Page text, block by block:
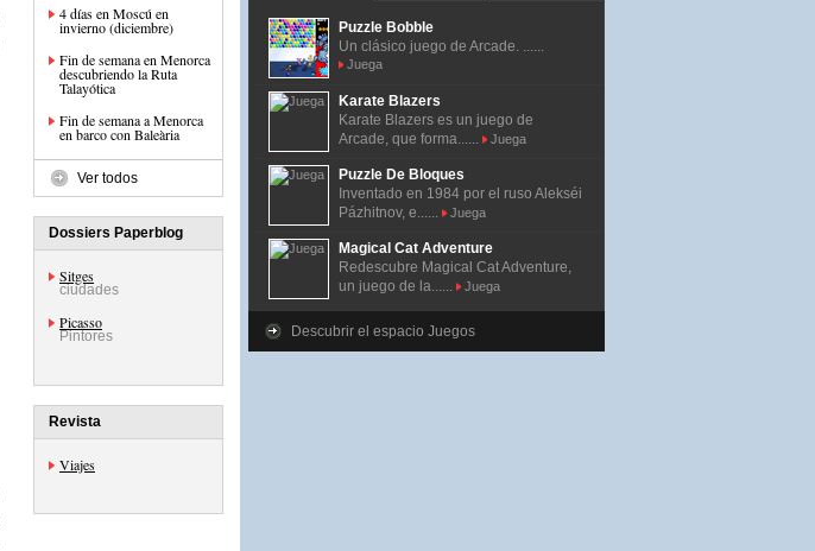
4 días en Moscú en
invierno (diciembre)
Fin de semana en Menorca
descubriendo la Ruta
Talayótica
Fin de semana a Menorca
en barco con Baleària
Ver todos
Dossiers Paperblog
Sitges
ciudades
Picasso
Pintores
Revista
Viajes
Puzzle Bobble
Un clásico juego de Arcade. ......
Juega
Karate Blazers
Karate Blazers es un juego de
Arcade, que forma......
Juega
Puzzle De Bloques
Inventado en 1984 por el ruso Alekséi
Pázhitnov, e......
Juega
Magical Cat Adventure
Redescubre Magical Cat Adventure,
un juego de la......
Juega
Descubrir el espacio Juegos